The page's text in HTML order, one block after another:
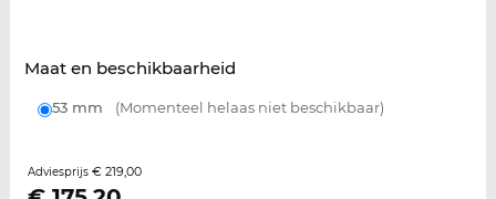
Maat en beschikbaarheid
53 mm (Momenteel helaas niet beschikbaar)
Adviesprijs € 219,00